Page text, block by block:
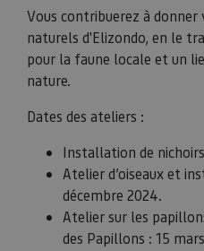
Vous contribuerez à donner
naturels d'Elizondo, en le
pour la faune locale et un
nature.
Dates des ateliers :
Installation de
Atelier d’oiseaux et
décembre 2024.
Atelier sur les
des Papillons : 15